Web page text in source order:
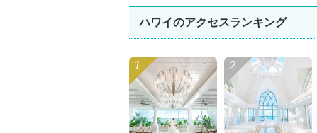
ハワイのアクセスランキング